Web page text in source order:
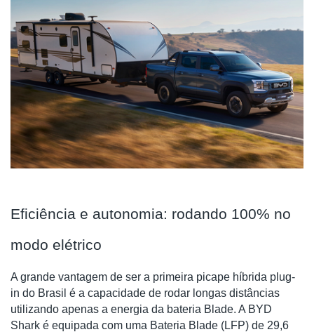
Eficiência e autonomia: rodando 100% no
modo elétrico
A grande vantagem de ser a primeira picape híbrida plug-
in do Brasil é a capacidade de rodar longas distâncias
utilizando apenas a energia da bateria Blade. A BYD
Shark é equipada com uma Bateria Blade (LFP) de 29,6